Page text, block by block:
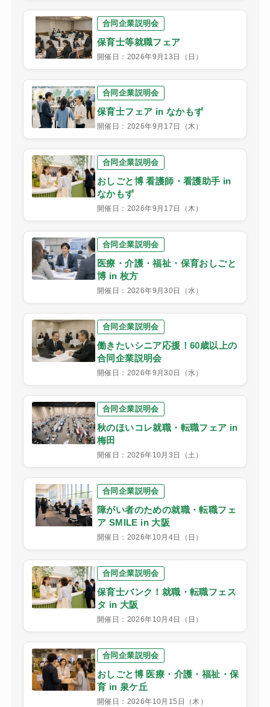
合同企業説明会
保育士等就職フェア
開催日：2026年9月13日（日）
合同企業説明会
保育士フェア in なかもず
開催日：2026年9月17日（木）
合同企業説明会
おしごと博 看護師・看護助手 in
なかもず
開催日：2026年9月17日（木）
合同企業説明会
医療・介護・福祉・保育おしごと
博 in 枚方
開催日：2026年9月30日（水）
合同企業説明会
働きたいシニア応援！60歳以上の
合同企業説明会
開催日：2026年9月30日（水）
合同企業説明会
秋のほいコレ就職・転職フェア in
梅田
開催日：2026年10月3日（土）
合同企業説明会
障がい者のための就職・転職フェ
ア SMILE in 大阪
開催日：2026年10月4日（日）
合同企業説明会
保育士バンク！就職・転職フェス
タ in 大阪
開催日：2026年10月4日（日）
合同企業説明会
おしごと博 医療・介護・福祉・保
育 in 泉ケ丘
開催日：2026年10月15日（木）